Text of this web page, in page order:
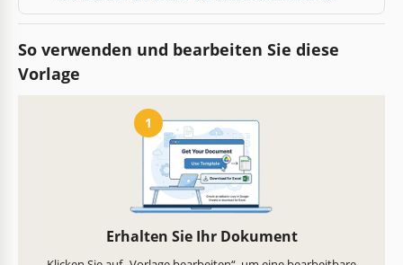
So verwenden und bearbeiten Sie diese
Vorlage
1
Erhalten Sie Ihr Dokument